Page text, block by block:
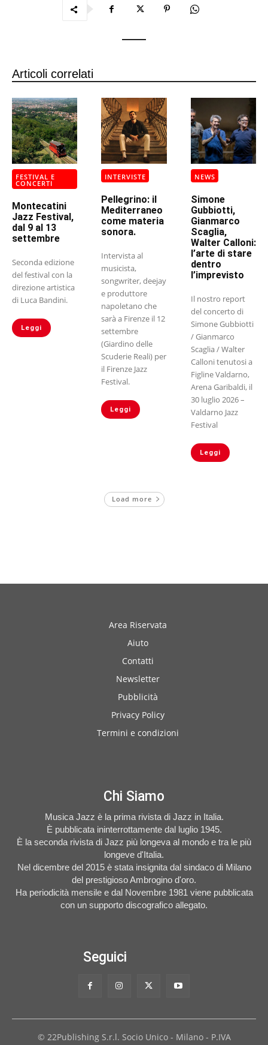
Articoli correlati
FESTIVAL E
CONCERTI
Montecatini
Jazz Festival,
dal 9 al 13
settembre
Seconda edizione
del festival con la
direzione artistica
di Luca Bandini.
Leggi
INTERVISTE
Pellegrino: il
Mediterraneo
come materia
sonora.
Intervista al
musicista,
songwriter, deejay
e produttore
napoletano che
sarà a Firenze il 12
settembre
(Giardino delle
Scuderie Reali) per
il Firenze Jazz
Festival.
Leggi
NEWS
Simone
Gubbiotti,
Gianmarco
Scaglia,
Walter Calloni:
l’arte di stare
dentro
l’imprevisto
Il nostro report
del concerto di
Simone Gubbiotti
/ Gianmarco
Scaglia / Walter
Calloni tenutosi a
Figline Valdarno,
Arena Garibaldi, il
30 luglio 2026 –
Valdarno Jazz
Festival
Leggi
Load more
Area Riservata
Aiuto
Contatti
Newsletter
Pubblicità
Privacy Policy
Termini e condizioni
Chi Siamo
Musica Jazz è la prima rivista di Jazz in Italia.
È pubblicata ininterrottamente dal luglio 1945.
È la seconda rivista di Jazz più longeva al mondo e tra le più
longeve d'Italia.
Nel dicembre del 2015 è stata insignita dal sindaco di Milano
del prestigioso Ambrogino d'oro.
Ha periodicità mensile e dal Novembre 1981 viene pubblicata
con un supporto discografico allegato.
Seguici
© 22Publishing S.r.l. Socio Unico - Milano - P.IVA